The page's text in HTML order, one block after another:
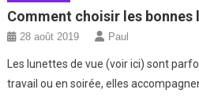
Comment choisir les bonnes
28 août 2019 Paul
Les lunettes de vue (voir ici) sont
travail ou en soirée, elles